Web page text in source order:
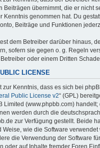
Beiträgen übernimmt, die er nicht
Kenntnis genommen hat. Du
Beiträge und Funktionen
dem Betreiber darüber hinaus,
sofern sie gegen o. g. Regeln
oder einem Dritten
LICENSE
zur Kenntnis, dass es sich bei
Public License v2“ (GPL)
Limited (www.phpbb.com)
werden durch die
zur Verfügung gestellt. Beide
Weise, wie die Software
die Verwendung der Software
oder auf Inhalte fremder Foren